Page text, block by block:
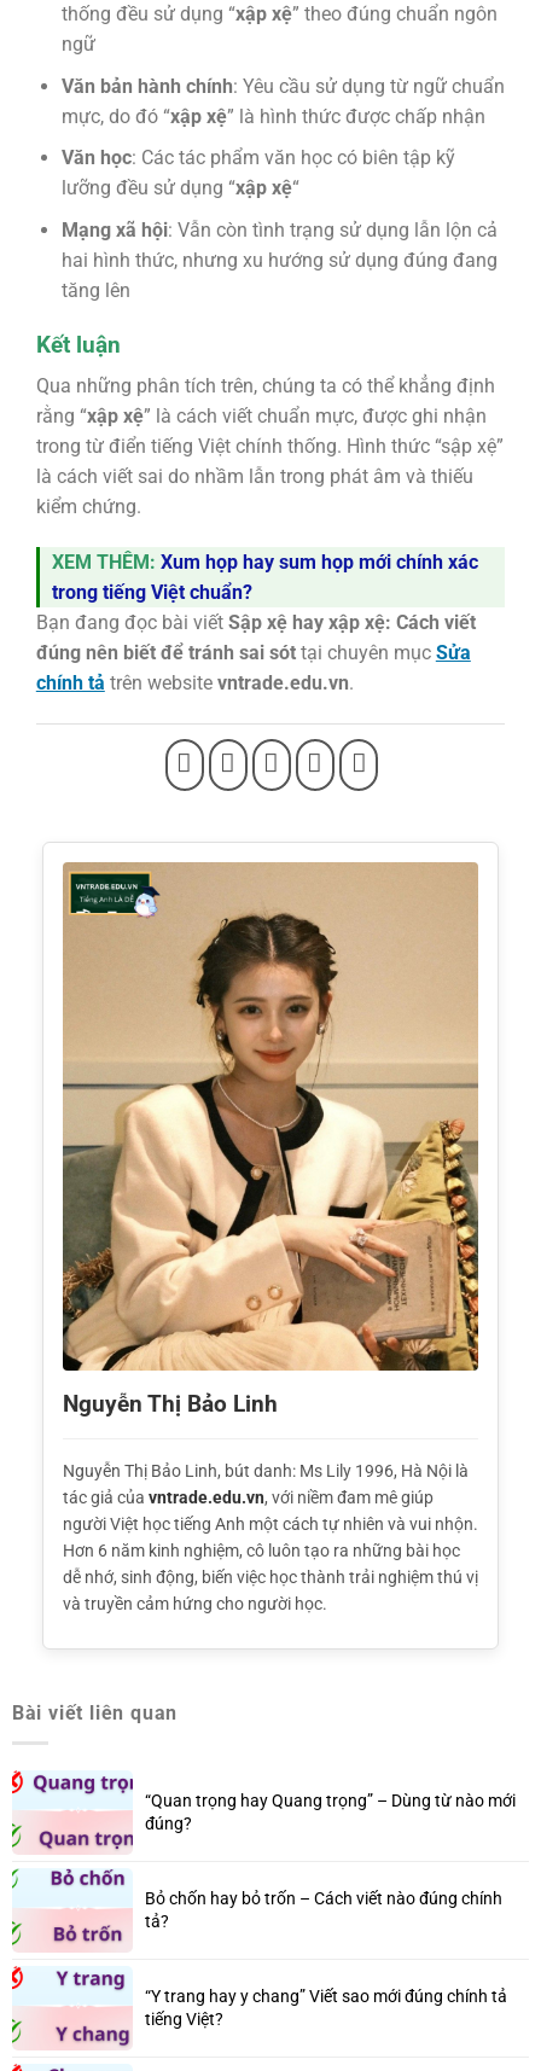
thống đều sử dụng “xập xệ” theo đúng chuẩn ngôn
ngữ
Văn bản hành chính: Yêu cầu sử dụng từ ngữ chuẩn
mực, do đó “xập xệ” là hình thức được chấp nhận
Văn học: Các tác phẩm văn học có biên tập kỹ
lưỡng đều sử dụng “xập xệ“
Mạng xã hội: Vẫn còn tình trạng sử dụng lẫn lộn cả
hai hình thức, nhưng xu hướng sử dụng đúng đang
tăng lên
Kết luận
Qua những phân tích trên, chúng ta có thể khẳng định
rằng “xập xệ” là cách viết chuẩn mực, được ghi nhận
trong từ điển tiếng Việt chính thống. Hình thức “sập xệ”
là cách viết sai do nhầm lẫn trong phát âm và thiếu
kiểm chứng.
XEM THÊM: Xum họp hay sum họp mới chính xác
trong tiếng Việt chuẩn?
Bạn đang đọc bài viết Sập xệ hay xập xệ: Cách viết
đúng nên biết để tránh sai sóttại chuyên mục Sửa
chính tả trên website vntrade.edu.vn.
Nguyễn Thị Bảo Linh
Nguyễn Thị Bảo Linh, bút danh: Ms Lily 1996, Hà Nội là
tác giả của vntrade.edu.vn, với niềm đam mê giúp
người Việt học tiếng Anh một cách tự nhiên và vui nhộn.
Hơn 6 năm kinh nghiệm, cô luôn tạo ra những bài học
dễ nhớ, sinh động, biến việc học thành trải nghiệm thú vị
và truyền cảm hứng cho người học.
Bài viết liên quan
“Quan trọng hay Quang trọng” – Dùng từ nào mới
đúng?
Bỏ chốn hay bỏ trốn – Cách viết nào đúng chính
tả?
“Y trang hay y chang” Viết sao mới đúng chính tả
tiếng Việt?